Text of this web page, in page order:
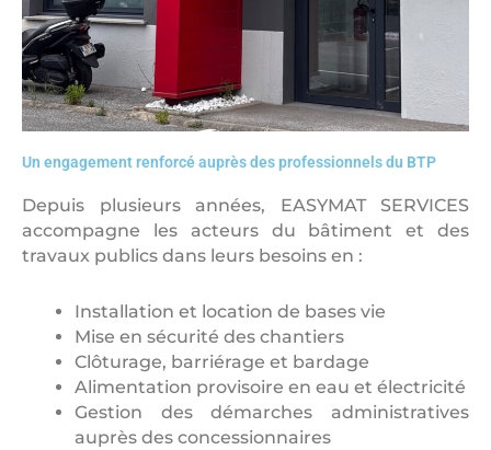
Un engagement renforcé auprès des professionnels du BTP
Depuis plusieurs années, EASYMAT SERVICES
accompagne les acteurs du bâtiment et des
travaux publics dans leurs besoins en :
Installation et location de bases vie
Mise en sécurité des chantiers
Clôturage, barriérage et bardage
Alimentation provisoire en eau et électricité
Gestion des démarches administratives
auprès des concessionnaires